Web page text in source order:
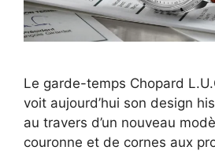
Le garde-temps Chopard
voit aujourd’hui son design
au travers d’un nouveau
couronne et de cornes aux